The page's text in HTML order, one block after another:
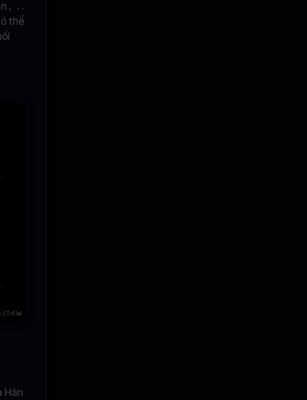
, . .
thể
Hàn